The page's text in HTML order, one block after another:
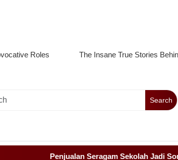
Search
Penjualan Seragam Sekolah Jadi Sorotan